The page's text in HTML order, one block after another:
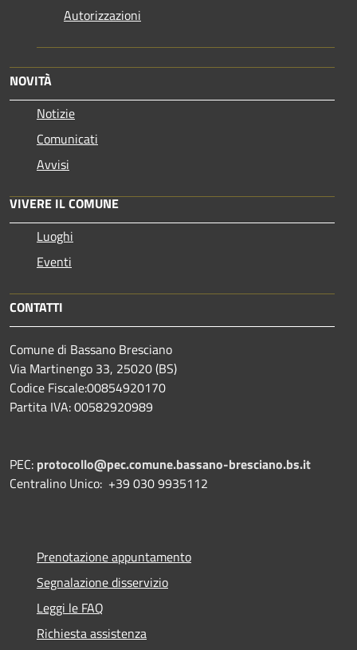
Autorizzazioni
NOVITÀ
Notizie
Comunicati
Avvisi
VIVERE IL COMUNE
Luoghi
Eventi
CONTATTI
Comune di Bassano Bresciano
Via Martinengo 33, 25020 (BS)
Codice Fiscale:00854920170
Partita IVA: 00582920989
PEC: protocollo@pec.comune.bassano-bresciano.bs.it
Centralino Unico: +39 030 9935112
Prenotazione appuntamento
Segnalazione disservizio
Leggi le FAQ
Richiesta assistenza